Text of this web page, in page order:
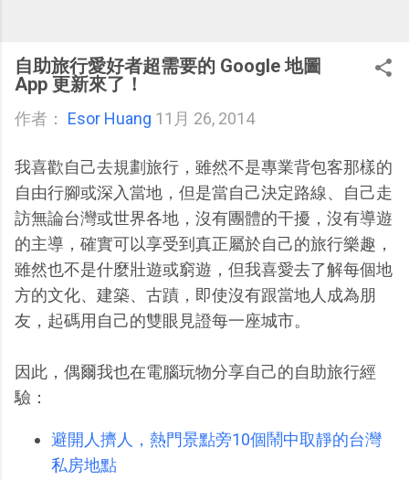
自助旅行愛好者超需要的 Google 地圖
App 更新來了！
作者： Esor Huang 11月 26, 2014
我喜歡自己去規劃旅行，雖然不是專業背包客那樣的
自由行腳或深入當地，但是當自己決定路線、自己走
訪無論台灣或世界各地，沒有團體的干擾，沒有導遊
的主導，確實可以享受到真正屬於自己的旅行樂趣，
雖然也不是什麼壯遊或窮遊，但我喜愛去了解每個地
方的文化、建築、古蹟，即使沒有跟當地人成為朋
友，起碼用自己的雙眼見證每一座城市。
因此，偶爾我也在電腦玩物分享自己的自助旅行經
驗：
避開人擠人，熱門景點旁10個鬧中取靜的台灣
私房地點